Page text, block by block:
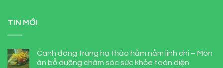
TIN MỚI
Canh đông trùng hạ thảo hầm nấm linh chi – Món
ăn bổ dưỡng chăm sóc sức khỏe toàn diện